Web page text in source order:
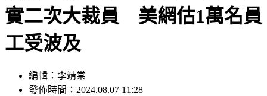
實二次大裁員 美網估1萬名員
工受波及
編輯：李靖棠
發佈時間：2024.08.07 11:28